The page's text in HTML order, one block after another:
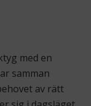
med en
samman
av rätt